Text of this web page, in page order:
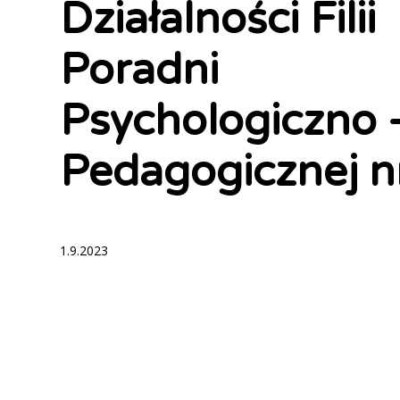
Działalności Filii
Poradni
Psychologiczno
Pedagogicznej
1.9.2023